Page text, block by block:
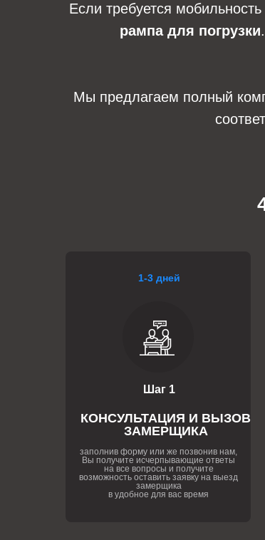
Если требуется
рампа для погрузки
Мы предлагаем полный
1-3 дней
Шаг 1
КОНСУЛЬТАЦИЯ И ВЫЗОВ
ЗАМЕРЩИКА
заполнив форму или же позвонив нам,
Вы получите исчерпывающие ответы
на все вопросы и получите
возможность оставить заявку на выезд
замерщика
в удобное для вас время